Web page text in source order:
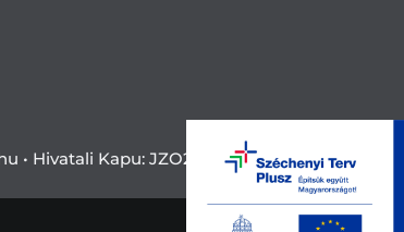
• Hivatali Kapu: JZO28